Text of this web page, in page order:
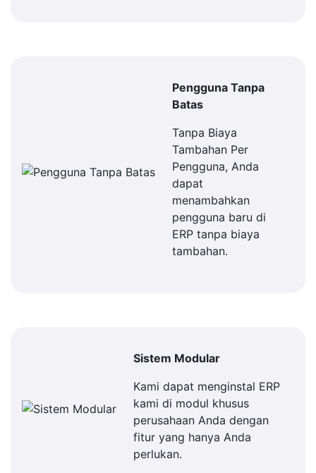
Pengguna Tanpa
Batas
Tanpa Biaya
Tambahan Per
Pengguna, Anda
dapat
menambahkan
pengguna baru di
ERP tanpa biaya
tambahan.
Sistem Modular
Kami dapat menginstal ERP
kami di modul khusus
perusahaan Anda dengan
fitur yang hanya Anda
perlukan.